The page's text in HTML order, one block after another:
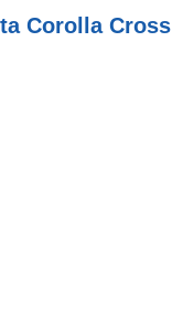
Corolla Cross